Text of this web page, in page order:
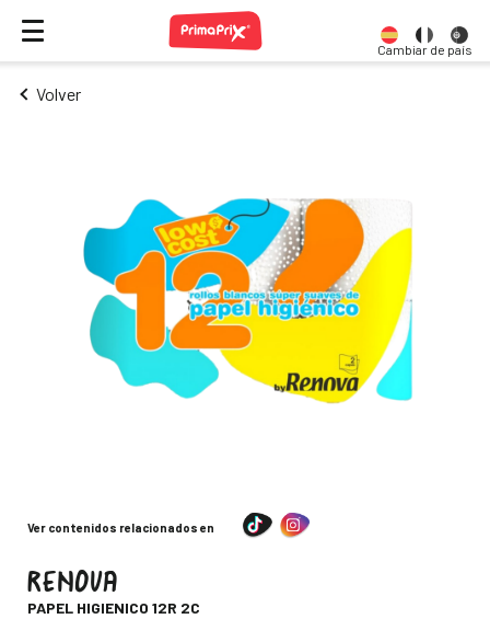
Cambiar de país
Volver
Ver contenidos relacionados en
RENOVA
PAPEL HIGIENICO 12R 2C